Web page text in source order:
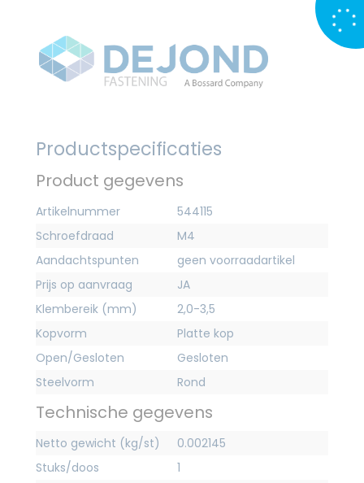
Productspecificaties
Product gegevens
Artikelnummer
544115
Schroefdraad
M4
Aandachtspunten
geen voorraadartikel
Prijs op aanvraag
JA
Klembereik (mm)
2,0-3,5
Kopvorm
Platte kop
Open/Gesloten
Gesloten
Steelvorm
Rond
Technische gegevens
Netto gewicht (kg/st)
0.002145
Stuks/doos
1